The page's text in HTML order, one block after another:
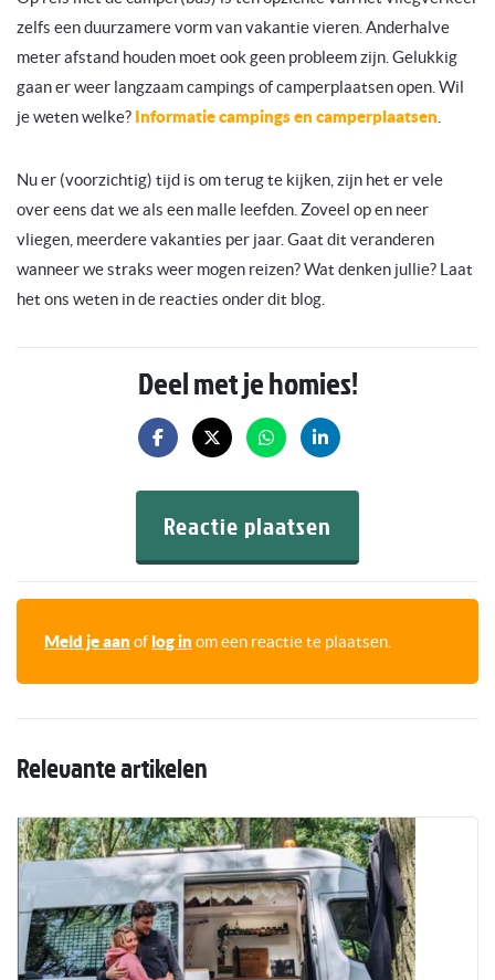
zelfs een duurzamere vorm van vakantie vieren. Anderhalve
meter afstand houden moet ook geen probleem zijn. Gelukkig
gaan er weer langzaam campings of camperplaatsen open. Wil
je weten welke? Informatie campings en camperplaatsen
Nu er (voorzichtig) tijd is om terug te kijken, zijn het er vele
over eens dat we als een malle leefden. Zoveel op en neer
vliegen, meerdere vakanties per jaar. Gaat dit veranderen
wanneer we straks weer mogen reizen? Wat denken jullie? Laat
het ons weten in de reacties onder dit blog.
Deel met je homies!
Reactie plaatsen
Meld je aan of log in om een reactie te plaatsen.
Relevante artikelen